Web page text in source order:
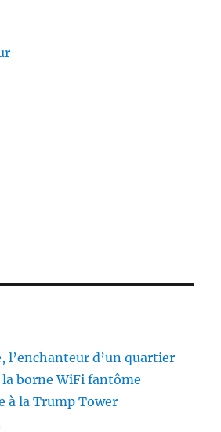
l’enchanteur d’un quartier
borne WiFi fantôme
à la Trump Tower